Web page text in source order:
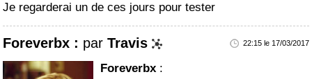
Je regarderai un de ces jours pour tester
Foreverbx : parTravis 22:15 le 17/03/2017
Foreverbx :